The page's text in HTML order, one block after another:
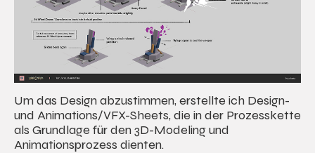
Um das Design abzustimmen, erstellte ich Design-
und Animations/VFX-Sheets, die in der Prozesskette
als Grundlage für den 3D-Modeling und
Animationsprozess dienten.